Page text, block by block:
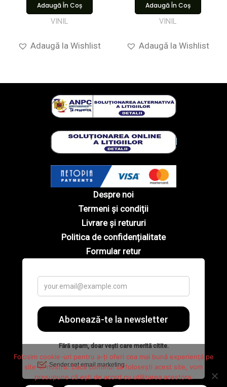
Adaugă În Coș
VINIL
Adaugă la Wishlist
Adaugă În Coș
VINIL
Adaugă la Wishlist
Despre noi
Termeni și condiții
Livrare și retururi
Politica de confidențialitate
Formular retur
Folosim cookie-uri pentru a-ți oferi cea mai bună experiență pe
site-ul nostru. Dacă continui să folosești acest site, vom
presupune că ești de acord cu utilizarea acestora.